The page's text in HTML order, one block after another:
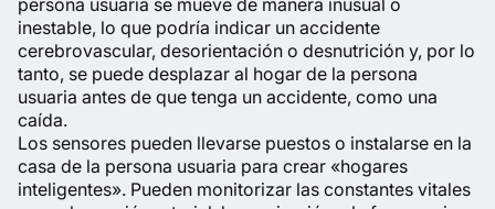
persona usuaria se mueve de manera inusual o
inestable, lo que podría indicar un accidente
cerebrovascular, desorientación o desnutrición y, por lo
tanto, se puede desplazar al hogar de la persona
usuaria antes de que tenga un accidente, como una
caída.
Los sensores pueden llevarse puestos o instalarse en la
casa de la persona usuaria para crear «hogares
inteligentes». Pueden monitorizar las constantes vitales